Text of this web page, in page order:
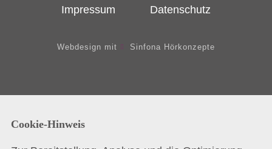
Impressum Datenschutz
Webdesign mit Sinfona Hörkonzepte
Cookie-Hinweis